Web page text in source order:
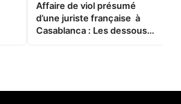
Affaire de viol présumé
d’une juriste française à
Casablanca : Les dessous